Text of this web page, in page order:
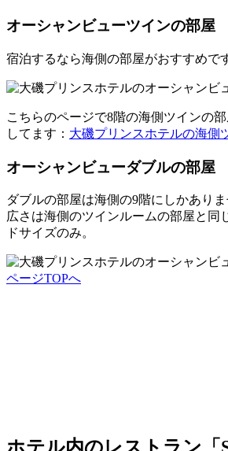
オーシャンビューツインの部屋
宿泊するなら海側の部屋がおすすめで
こちらのページで8階の海側ツインの
してます： 大磯プリンスホテルの海側
オーシャンビューダブルの部屋
ダブルの部屋は海側の9階にしかあり
広さは海側のツインルームの部屋と同
ドサイズのみ。
ページTOPへ